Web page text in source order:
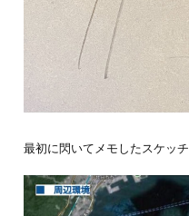
最初に閃いてメモしたスケッチ